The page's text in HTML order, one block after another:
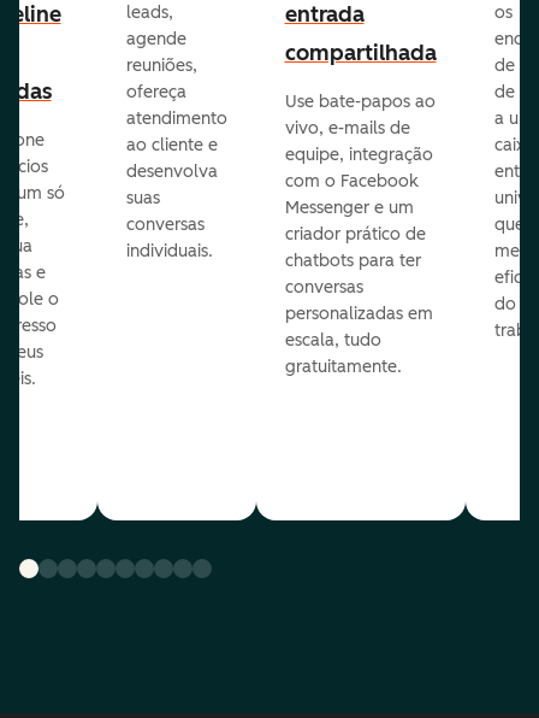
um só
e
o
seus
leads,
agende
reuniões,
ofereça
atendimento
ao cliente e
desenvolva
suas
conversas
individuais.
entrada
compartilhada
Use bate-papos ao
vivo, e-mails de
equipe, integração
com o Facebook
Messenger e um
criador prático de
chatbots para ter
conversas
personalizadas em
escala, tudo
gratuitamente.
os
de
de
a
caixa
que
do